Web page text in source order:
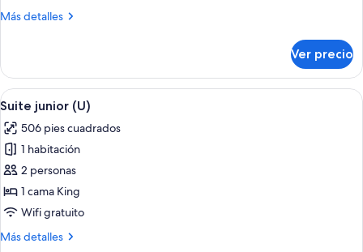
Más detalles
Más
doble
(U)
Ver precio
Abrir
todas
las
fotos
de
Suite
junior
Una habitación de hotel moderna
5
Suite junior (U)
506 pies cuadrados
1 habitación
2 personas
1 cama King
Wifi gratuito
Más detalles
Más